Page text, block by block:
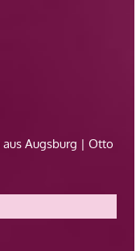
aus Augsburg | Otto